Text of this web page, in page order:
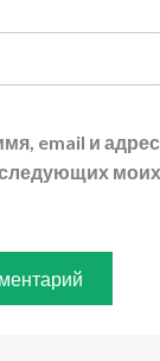
email и
моих